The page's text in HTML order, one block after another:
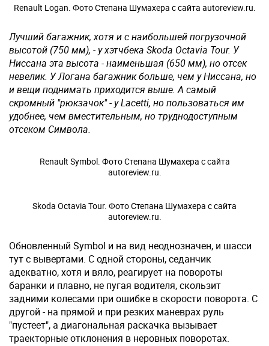
Renault Logan. Фото Степана Шумахера с сайта autoreview.ru.
Лучший багажник, хотя и с наибольшей погрузочной
высотой (750 мм), - у хэтчбека Skoda Octavia Tour. У
Ниссана эта высота - наименьшая (650 мм), но отсек
невелик. У Логана багажник больше, чем у Ниссана, но
и вещи поднимать приходится выше. А самый
скромный "рюкзачок" - у Lacetti, но пользоваться им
удобнее, чем вместительным, но труднодоступным
отсеком Символа.
Renault Symbol. Фото Степана Шумахера с сайта
autoreview.ru.
Skoda Octavia Tour. Фото Степана Шумахера с сайта
autoreview.ru.
Обновленный Symbol и на вид неоднозначен, и шасси
тут с вывертами. С одной стороны, cеданчик
адекватно, хотя и вяло, реагирует на повороты
баранки и плавно, не пугая водителя, скользит
задними колесами при ошибке в скорости поворота. С
другой - на прямой и при резких маневрах руль
"пустеет", а диагональная раскачка вызывает
траекторные отклонения в неровных поворотах.